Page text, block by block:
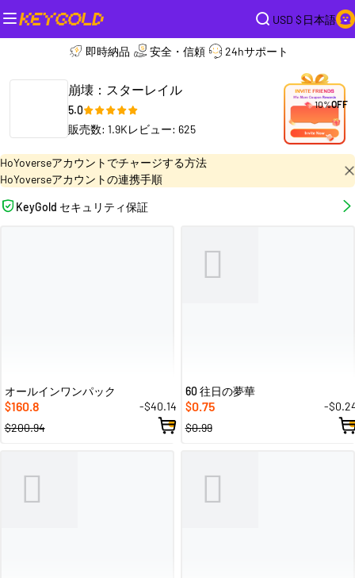
USD $ 日本語
即時納品 安全・信頼 24hサポート
崩壊：スターレイル
5.0
販売数: 1.9Kレビュー: 625
10%OFF
HoYoverseアカウントでチャージする方法
HoYoverseアカウントの連携手順
KeyGold セキュリティ保証
オールインワンパック
$160.8
-$40.14
$200.94
60 往日の夢華
$0.75
-
$0.99